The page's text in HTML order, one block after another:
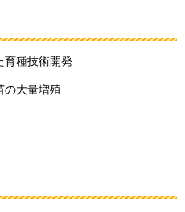
育種技術開発
の大量増殖